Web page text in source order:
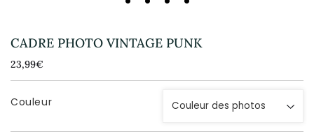
CADRE PHOTO VINTAGE PUNK
23,99€
Unit
price
Couleur